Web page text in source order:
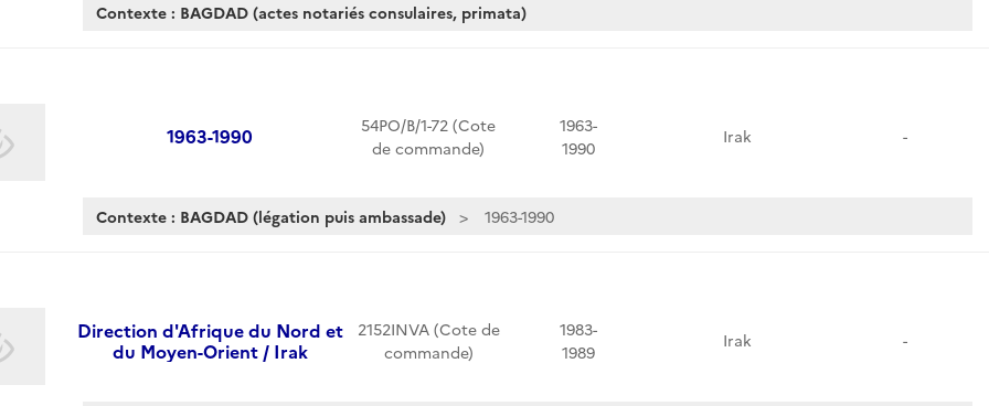
Contexte : BAGDAD (actes notariés consulaires, primata)
1963-1990
54PO/B/1-72 (Cote
de commande)
1963-
1990
Irak -
Contexte : BAGDAD (légation puis ambassade) 1963-1990
Direction d'Afrique du Nord et
du Moyen-Orient / Irak
2152INVA (Cote de
commande)
1983-
1989
Irak -